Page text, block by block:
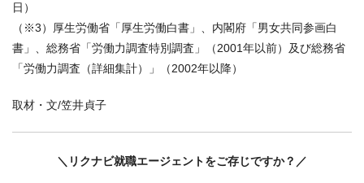
日）
（※3）厚生労働省「厚生労働白書」、内閣府「男女共同参画白
書」、総務省「労働力調査特別調査」（2001年以前）及び総務省
「労働力調査（詳細集計）」（2002年以降）
取材・文/笠井貞子
＼リクナビ就職エージェントをご存じですか？／